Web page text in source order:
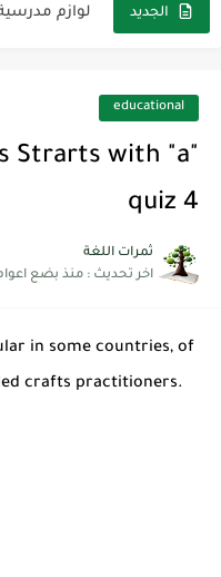
الجديد
educational
Strarts with "a"
quiz 4
ثمرات اللغة
اخر تحديث : منذ بضع
in some countries, of
crafts practitioners.